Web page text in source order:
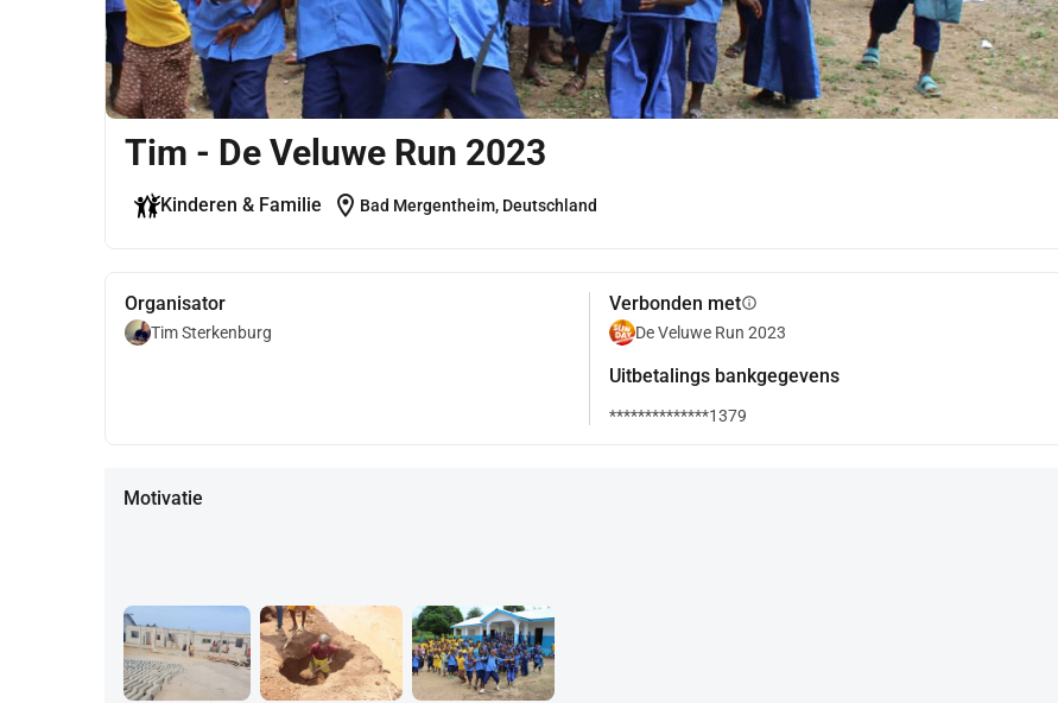
Tim - De Veluwe Run 2023
Kinderen & Familie location_on Bad Mergentheim, Deutschland
Organisator
Tim Sterkenburg
Verbonden metinfo
De Veluwe Run 2023
Uitbetalings bankgegevens
**************1379
Motivatie